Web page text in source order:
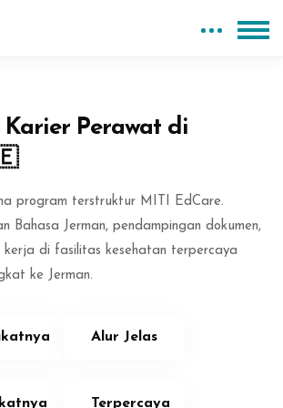
Perawat di
program terstruktur MITI EdCare.
Bahasa Jerman, pendampingan dokumen,
di fasilitas kesehatan terpercaya
ke Jerman.
Alur Jelas
Terpercaya